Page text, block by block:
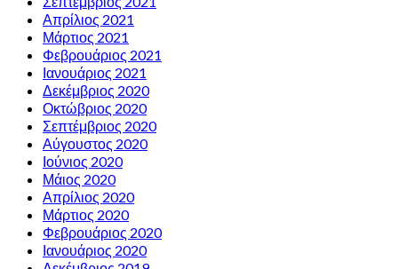
Απρίλιος 2021
Μάρτιος 2021
Φεβρουάριος 2021
Ιανουάριος 2021
Δεκέμβριος 2020
Οκτώβριος 2020
Σεπτέμβριος 2020
Αύγουστος 2020
Ιούνιος 2020
Μάιος 2020
Απρίλιος 2020
Μάρτιος 2020
Φεβρουάριος 2020
Ιανουάριος 2020